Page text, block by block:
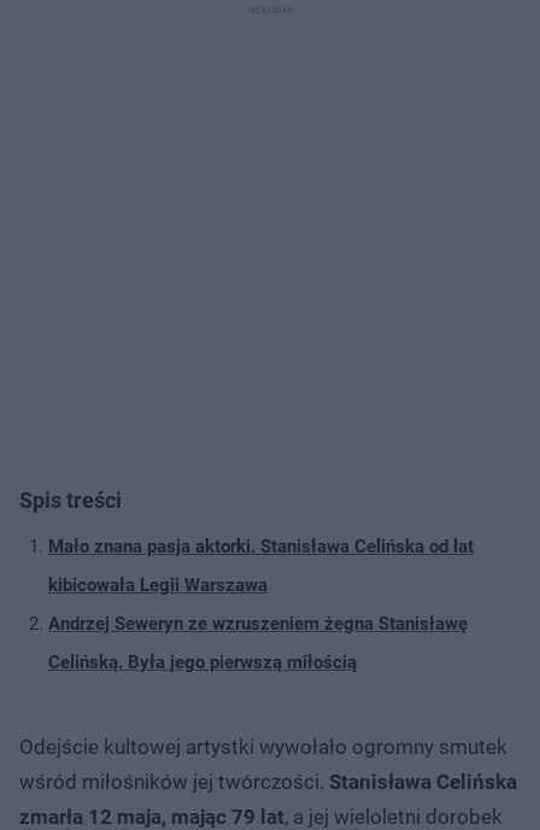
Spis treści
Mało znana pasja aktorki. Stanisława Celińska od lat
kibicowała Legii Warszawa
Andrzej Seweryn ze wzruszeniem żegna Stanisławę
Celińską. Była jego pierwszą miłością
Odejście kultowej artystki wywołało ogromny smutek
wśród miłośników jej twórczości. Stanisława Celińska
zmarła 12 maja, mając 79 lat, a jej wieloletni dorobek